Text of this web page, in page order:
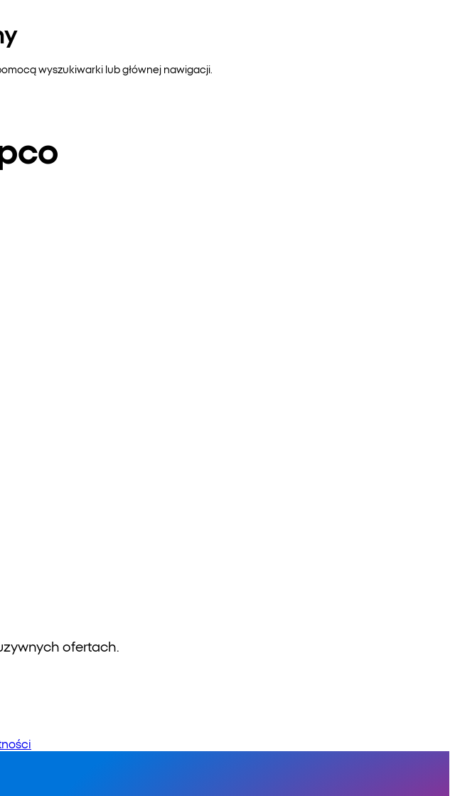
wyszukiwarki lub głównej nawigacji.
ofertach.